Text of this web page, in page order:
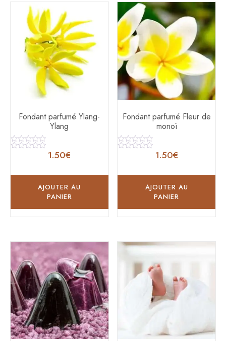
Fondant parfumé Ylang-
Ylang
Note
5
1.50€
AJOUTER AU
PANIER
Fondant parfumé Fleur de
monoï
Note
5
1.50€
AJOUTER AU
PANIER